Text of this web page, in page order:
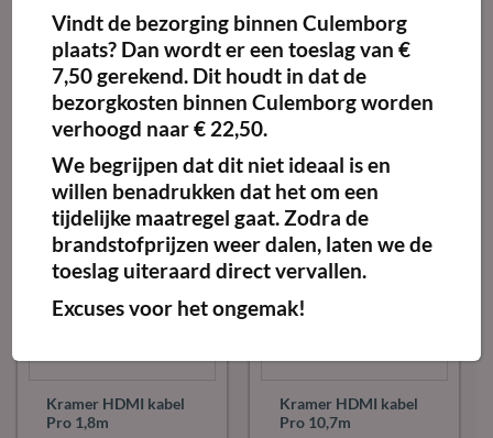
Vanaf:€ 3.50
BTW
Kies
huurperiode
Vanaf:
€ 6.00
BTW
Kies
huurperiode
Maak
Kramer HDMI kabel
Pro 1,8m
Kramer HDMI kabel
Pro 10,7m
Vindt de bezorging binnen Culemborg
plaats? Dan wordt er een toeslag van €
7,50 gerekend. Dit houdt in dat de
bezorgkosten binnen Culemborg worden
verhoogd naar € 22,50.
We begrijpen dat dit niet ideaal is en
willen benadrukken dat het om een
tijdelijke maatregel gaat. Zodra de
brandstofprijzen weer dalen, laten we de
toeslag uiteraard direct vervallen.
Excuses voor het ongemak!